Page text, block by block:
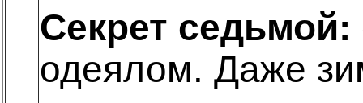
Секрет седьмой:
одеялом. Даже